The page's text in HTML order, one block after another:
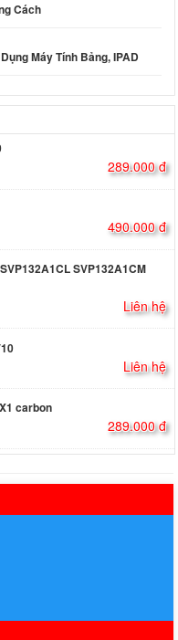
Cách
Máy Tính Bảng, IPAD
289.000 đ
490.000 đ
SVP132A1CM
Liên hệ
Liên hệ
carbon
289.000 đ